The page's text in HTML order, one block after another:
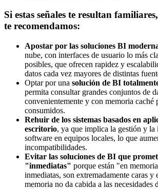
Si estas señales te resultan
te recomendamos:
Apostar por las soluciones BI
nube, con interfaces de usuario lo más
posibles, que ofrecen rapidez y
datos cada vez mayores de distintas
Optar por una solución de BI
permita consultar grandes conjuntos de
convenientemente y con memoria caché
consumidos.
Rehuir de los sistemas basados en
escritorio, ya que implica la gestión y la
software en equipos locales, lo que
incompatibilidades.
Evitar las soluciones de BI que
"inmediatas" porque están "en
inmediatas, son extremadamente caras
memoria no da cabida a las necesidades